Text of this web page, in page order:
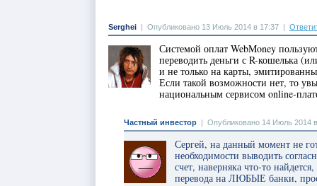
Serghei Опубликовано 13 Июль 2014 в 17:37
Системой оплат WebMoney
переводить деньги с R-кошелька
и не только на карты,
Если такой возможности нет, то
национальным сервисом online-
Частный инвестор Опубликовано 14 Июль 2014
Сергей, на данный момент не
необходимости выводить
счет, наверняка что-то
перевода на ЛЮБЫЕ банки,